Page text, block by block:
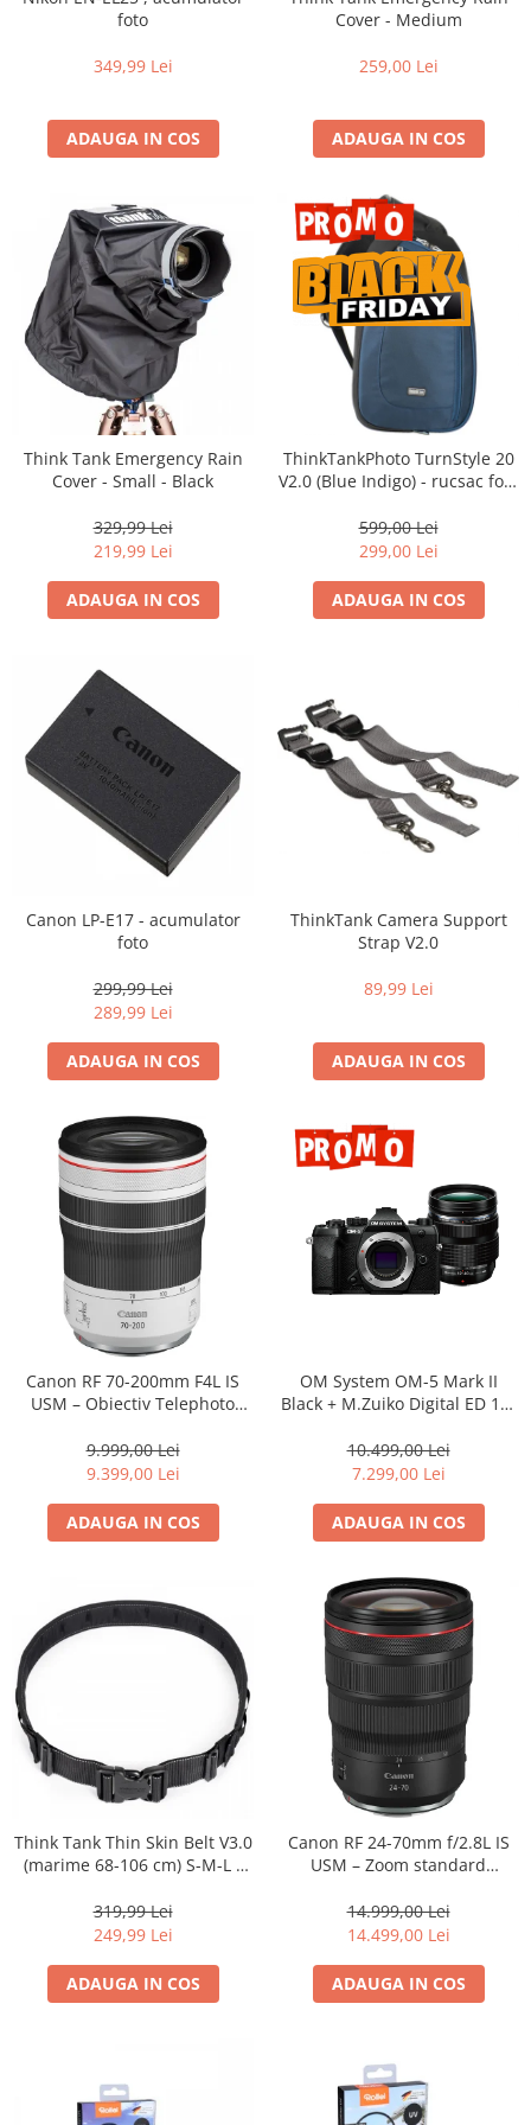
Accesorii diverse
foto
349,99 Lei
ADAUGA IN COS
Cover - Medium
259,00 Lei
ADAUGA IN COS
Think Tank Emergency Rain
Cover - Small - Black
329,99 Lei
219,99 Lei
ADAUGA IN COS
ThinkTankPhoto TurnStyle 20
V2.0 (Blue Indigo) - rucsac foto
599,00 Lei
299,00 Lei
ADAUGA IN COS
Canon LP-E17 - acumulator
foto
299,99 Lei
289,99 Lei
ADAUGA IN COS
ThinkTank Camera Support
Strap V2.0
89,99 Lei
ADAUGA IN COS
Canon RF 70-200mm F4L IS
USM – Obiectiv Telephoto
9.999,00 Lei
9.399,00 Lei
ADAUGA IN COS
OM System OM-5 Mark II
Black + M.Zuiko Digital ED 12-
camera mirrorless Micro Four
Thirds 20.4MP
10.499,00 Lei
7.299,00 Lei
ADAUGA IN COS
Think Tank Thin Skin Belt V3.0
(marime 68-106 cm) S-M-L -
319,99 Lei
249,99 Lei
ADAUGA IN COS
Canon RF 24-70mm f/2.8L IS
USM – Zoom standard
14.999,00 Lei
14.499,00 Lei
ADAUGA IN COS